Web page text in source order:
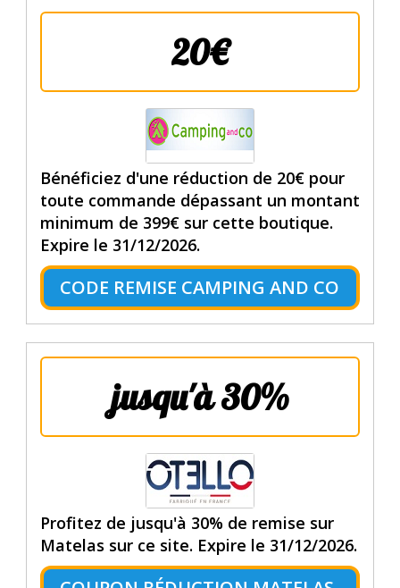
20€
Bénéficiez d'une réduction de 20€ pour
toute commande dépassant un montant
minimum de 399€ sur cette boutique.
Expire le 31/12/2026.
CODE REMISE CAMPING AND CO
jusqu'à 30%
Profitez de jusqu'à 30% de remise sur
Matelas sur ce site. Expire le 31/12/2026.